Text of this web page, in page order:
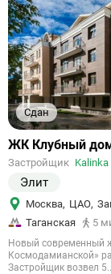
Сдан
Ссылка
объект
ЖК Клубный
Застройщик Kalinka
Элит
Москва, ЦАО,
Таганская
5
Новый современный
Космодамианской»
Застройщик возвел